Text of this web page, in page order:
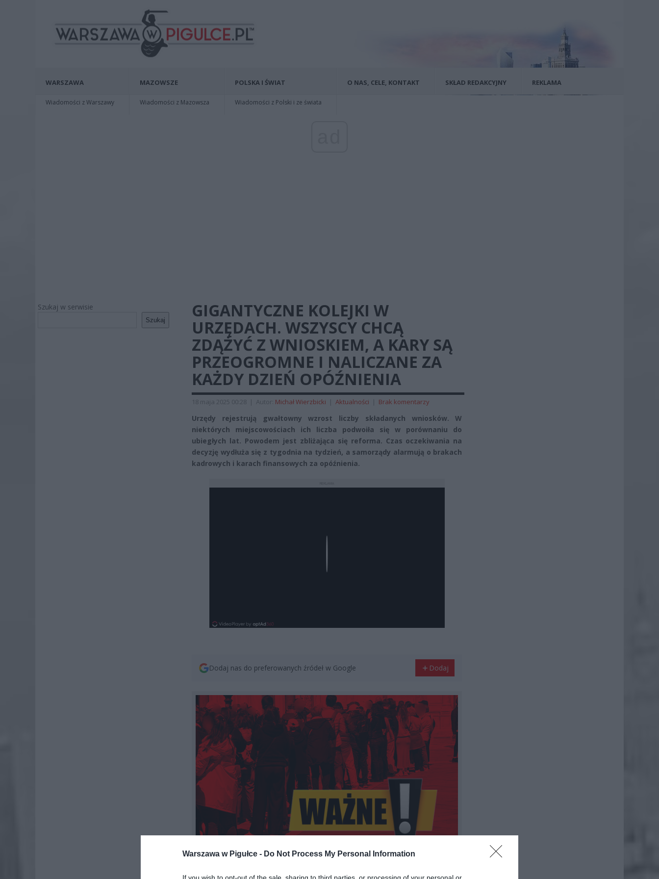
Warszawa w Pigułce - Do Not Process My Personal Information
WARSZAWA
Wiadomości z Warszawy
MAZOWSZE
Wiadomości z Mazowsza
POLSKA I ŚWIAT
Wiadomości z Polski i ze świata
O NAS, CELE, KONTAKT SKŁAD REDAKCYJNY REKLAMA
Szukaj w serwisie
Szukaj
GIGANTYCZNE KOLEJKI W
URZĘDACH. WSZYSCY CHCĄ
ZDĄŻYĆ Z WNIOSKIEM, A KARY SĄ
PRZEOGROMNE I NALICZANE ZA
KAŻDY DZIEŃ OPÓŹNIENIA
18 maja 2025 00:28 | Autor: Michał Wierzbicki | Aktualności | Brak komentarzy
Urzędy rejestrują gwałtowny wzrost liczby składanych wniosków. W
niektórych miejscowościach ich liczba podwoiła się w porównaniu do
ubiegłych lat. Powodem jest zbliżająca się reforma. Czas oczekiwania na
decyzję wydłuża się z tygodnia na tydzień, a samorządy alarmują o brakach
kadrowych i karach finansowych za opóźnienia.
Dodaj nas do preferowanych źródeł w Google Dodaj